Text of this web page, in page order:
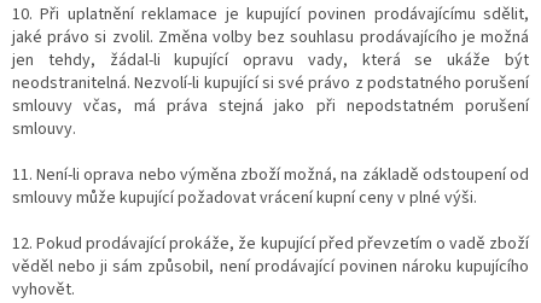
10. Při uplatnění reklamace je kupující povinen prodávajícímu sdělit,
jaké právo si zvolil. Změna volby bez souhlasu prodávajícího je možná
jen tehdy, žádal-li kupující opravu vady, která se ukáže být
neodstranitelná. Nezvolí-li kupující si své právo z podstatného porušení
smlouvy včas, má práva stejná jako při nepodstatném porušení
smlouvy.
11. Není-li oprava nebo výměna zboží možná, na základě odstoupení od
smlouvy může kupující požadovat vrácení kupní ceny v plné výši.
12. Pokud prodávající prokáže, že kupující před převzetím o vadě zboží
věděl nebo ji sám způsobil, není prodávající povinen nároku kupujícího
vyhovět.